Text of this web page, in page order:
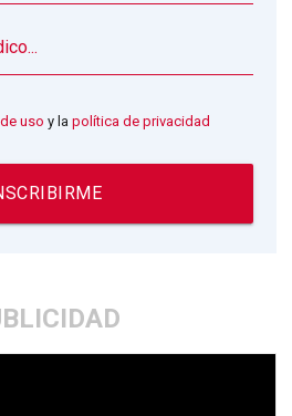
uso y lapolítica de privacidad